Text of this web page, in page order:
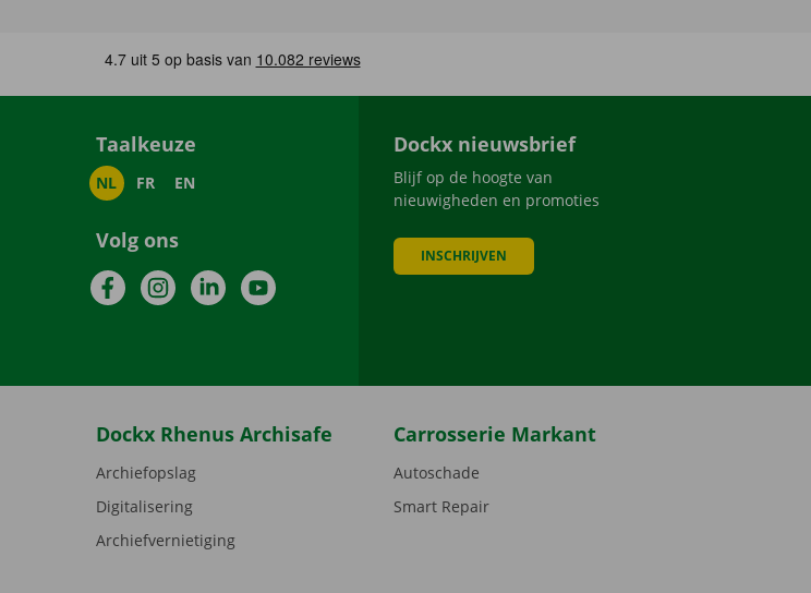
Taalkeuze
NL FR EN
Volg ons
FacebookInstagramLinkedInYouTube
Dockx nieuwsbrief
Blijf op de hoogte van
nieuwigheden en promoties
INSCHRIJVEN
Dockx Rhenus Archisafe
Archiefopslag
Digitalisering
Archiefvernietiging
Carrosserie Markant
Autoschade
Smart Repair